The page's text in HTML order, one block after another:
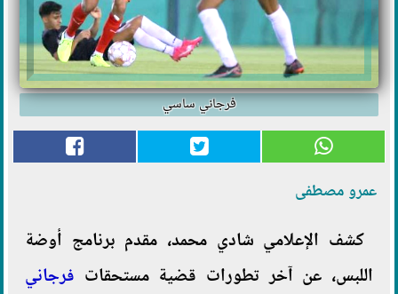
فرجاني ساسي
عمرو مصطفى
كشف الإعلامي شادي محمد، مقدم برنامج أوضة
اللبس، عن آخر تطورات قضية مستحقات فرجاني